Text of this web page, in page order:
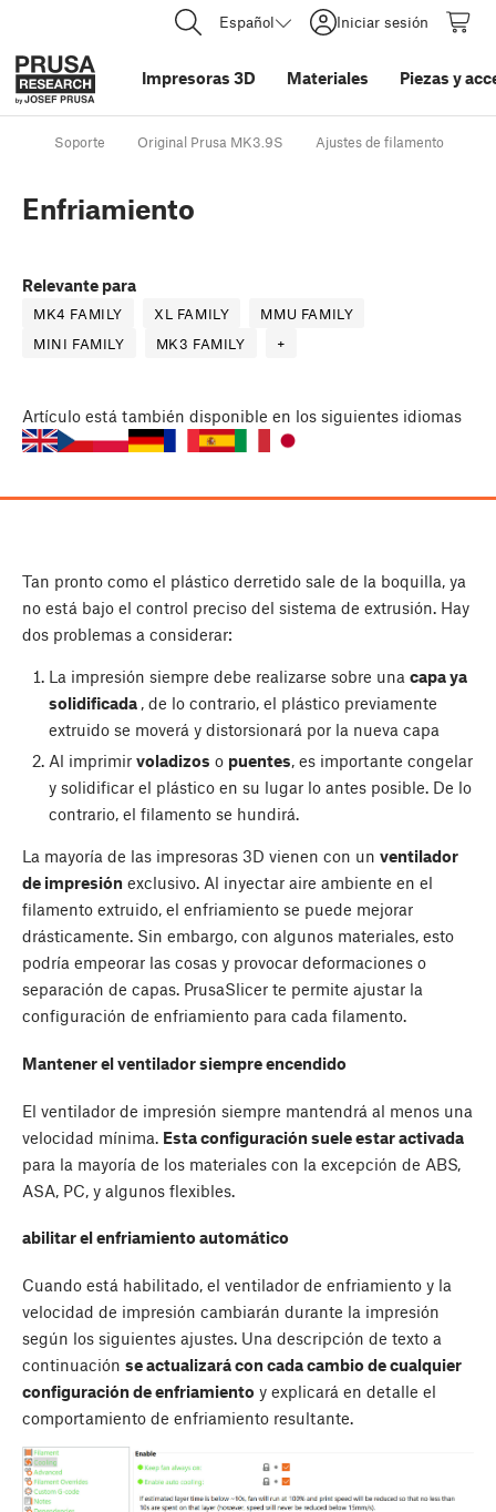
Español Iniciar sesión
Impresoras 3D Materiales Piezas y
Soporte Original Prusa MK3.9S Ajustes de filamento
Enfriamiento
Relevante para
MK4 FAMILY XL FAMILY
MMU FAMILY
MINI FAMILY
MK3 FAMILY +
Artículo está también disponible en los siguientes idiomas
Tan pronto como el plástico derretido sale de la boquilla, ya
no está bajo el control preciso del sistema de extrusión. Hay
dos problemas a considerar:
La impresión siempre debe realizarse sobre una capa ya
solidificada , de lo contrario, el plástico previamente
extruido se moverá y distorsionará por la nueva capa
Al imprimir voladizos o puentes, es importante congelar
y solidificar el plástico en su lugar lo antes posible. De lo
contrario, el filamento se hundirá.
La mayoría de las impresoras 3D vienen con un ventilador
de impresión exclusivo. Al inyectar aire ambiente en el
filamento extruido, el enfriamiento se puede mejorar
drásticamente. Sin embargo, con algunos materiales, esto
podría empeorar las cosas y provocar deformaciones o
separación de capas. PrusaSlicer te permite ajustar la
configuración de enfriamiento para cada filamento.
Mantener el ventilador siempre encendido
El ventilador de impresión siempre mantendrá al menos una
velocidad mínima. Esta configuración suele estar activada
para la mayoría de los materiales con la excepción de ABS,
ASA, PC, y algunos flexibles.
abilitar el enfriamiento automático
Cuando está habilitado, el ventilador de enfriamiento y la
velocidad de impresión cambiarán durante la impresión
según los siguientes ajustes. Una descripción de texto a
continuación se actualizará con cada cambio de cualquier
configuración de enfriamiento y explicará en detalle el
comportamiento de enfriamiento resultante.